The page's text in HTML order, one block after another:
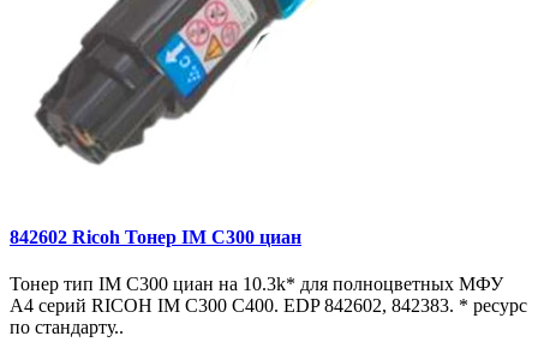
842602 Ricoh Тонер IM C300 циан
Тонер тип IM C300 циан на 10.3k* для полноцветных МФУ
A4 серий RICOH IM С300 С400. EDP 842602, 842383. * ресурс
по стандарту..